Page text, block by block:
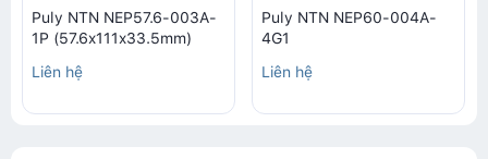
Puly NTN NEP57.6-003A-
1P (57.6x111x33.5mm)
Liên hệ
Puly NTN NEP60-004A-
4G1
Liên hệ